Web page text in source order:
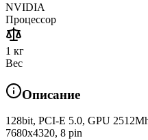
NVIDIA
Процессор
1 кг
Вес
Описание
128bit, PCI-E 5.0, GPU
7680x4320, 8 pin